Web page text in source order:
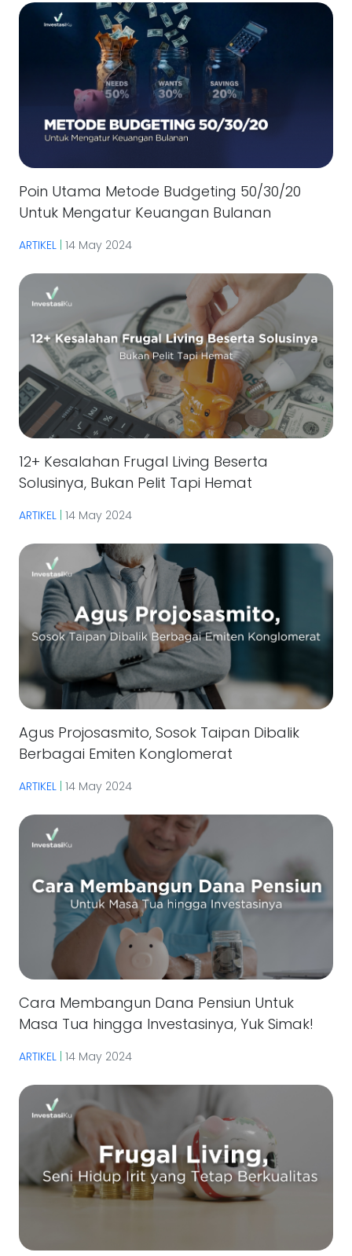
Poin Utama Metode Budgeting 50/30/20
Untuk Mengatur Keuangan Bulanan
ARTIKEL | 14 May 2024
12+ Kesalahan Frugal Living Beserta
Solusinya, Bukan Pelit Tapi Hemat
ARTIKEL 14 May 2024
Agus Projosasmito, Sosok Taipan Dibalik
Berbagai Emiten Konglomerat
ARTIKEL | 14 May 2024
Cara Membangun Dana Pensiun Untuk
Masa Tua hingga Investasinya, Yuk Simak!
ARTIKEL 14 May 2024